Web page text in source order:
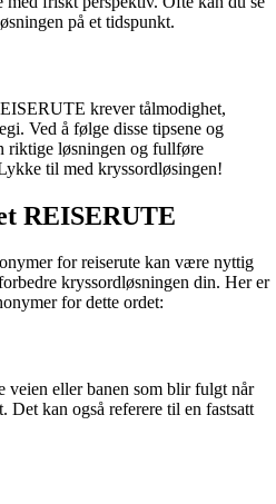
på et tidspunkt.
krever tålmodighet,
Ved å følge disse tipsene og
riktige løsningen og fullføre
til med kryssordløsingen!
REISERUTE
for reiserute kan være nyttig
kryssordløsningen din. Her er
for dette ordet:
veien eller banen som blir fulgt når
Det kan også referere til en fastsatt